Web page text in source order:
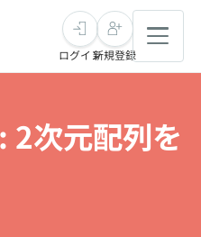
ログイン新規登録
次元配列を